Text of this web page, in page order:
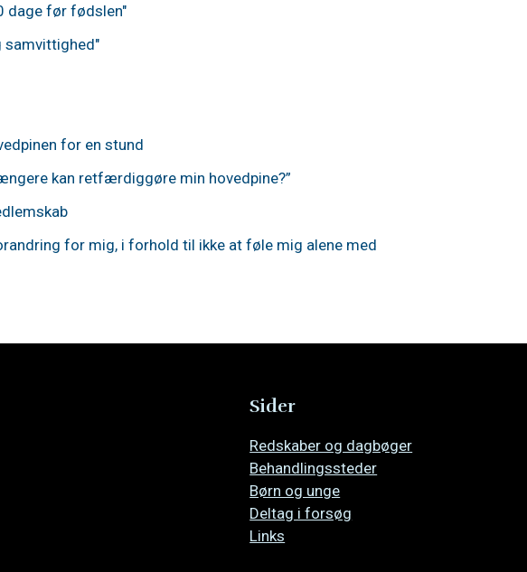
dage før fødslen"
samvittighed"
for en stund
kan retfærdiggøre min hovedpine?”
for mig, i forhold til ikke at føle mig alene med
Sider
navigationen
Redskaber og dagbøger
Behandlingssteder
Børn og unge
Deltag i forsøg
Links